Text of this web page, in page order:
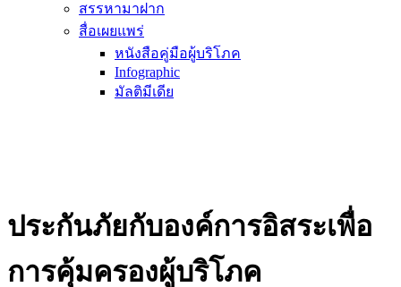
สรรหามาฝาก
สื่อเผยแพร่
หนังสือคู่มือผู้บริโภค
Infographic
มัลติมีเดีย
ประกันภัยกับองค์การอิสระเพื่อ
การคุ้มครองผู้บริโภค